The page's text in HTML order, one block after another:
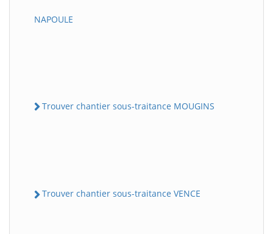
NAPOULE
Trouver chantier sous-traitance MOUGINS
Trouver chantier sous-traitance VENCE